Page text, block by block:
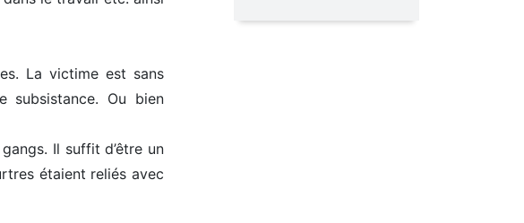
La victime est sans
subsistance. Ou bien
Il suffit d’être un
étaient reliés avec